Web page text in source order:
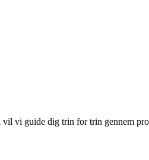
vi guide dig trin for trin gennem